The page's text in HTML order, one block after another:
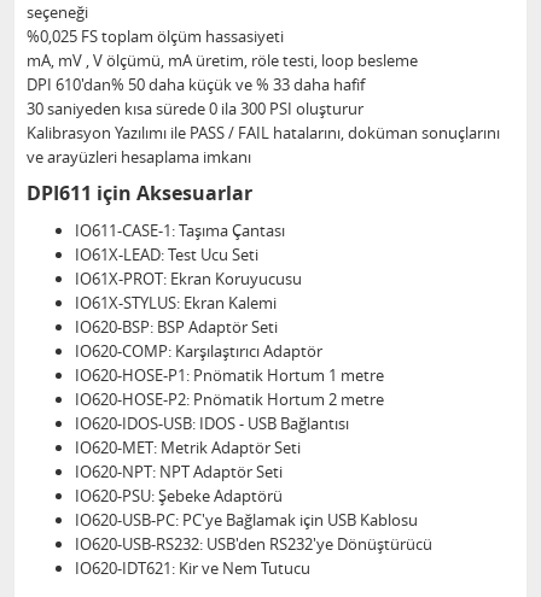
seçeneği
%0,025 FS toplam ölçüm hassasiyeti
mA, mV , V ölçümü, mA üretim, röle testi, loop besleme
DPI 610'dan% 50 daha küçük ve % 33 daha hafif
30 saniyeden kısa sürede 0 ila 300 PSI oluşturur
Kalibrasyon Yazılımı ile PASS / FAIL hatalarını, doküman sonuçlarını
ve arayüzleri hesaplama imkanı
DPI611 için Aksesuarlar
IO611-CASE-1: Taşıma Çantası
IO61X-LEAD: Test Ucu Seti
IO61X-PROT: Ekran Koruyucusu
IO61X-STYLUS: Ekran Kalemi
IO620-BSP: BSP Adaptör Seti
IO620-COMP: Karşılaştırıcı Adaptör
IO620-HOSE-P1: Pnömatik Hortum 1 metre
IO620-HOSE-P2: Pnömatik Hortum 2 metre
IO620-IDOS-USB: IDOS - USB Bağlantısı
IO620-MET: Metrik Adaptör Seti
IO620-NPT: NPT Adaptör Seti
IO620-PSU: Şebeke Adaptörü
IO620-USB-PC: PC'ye Bağlamak için USB Kablosu
IO620-USB-RS232: USB'den RS232'ye Dönüştürücü
IO620-IDT621: Kir ve Nem Tutucu